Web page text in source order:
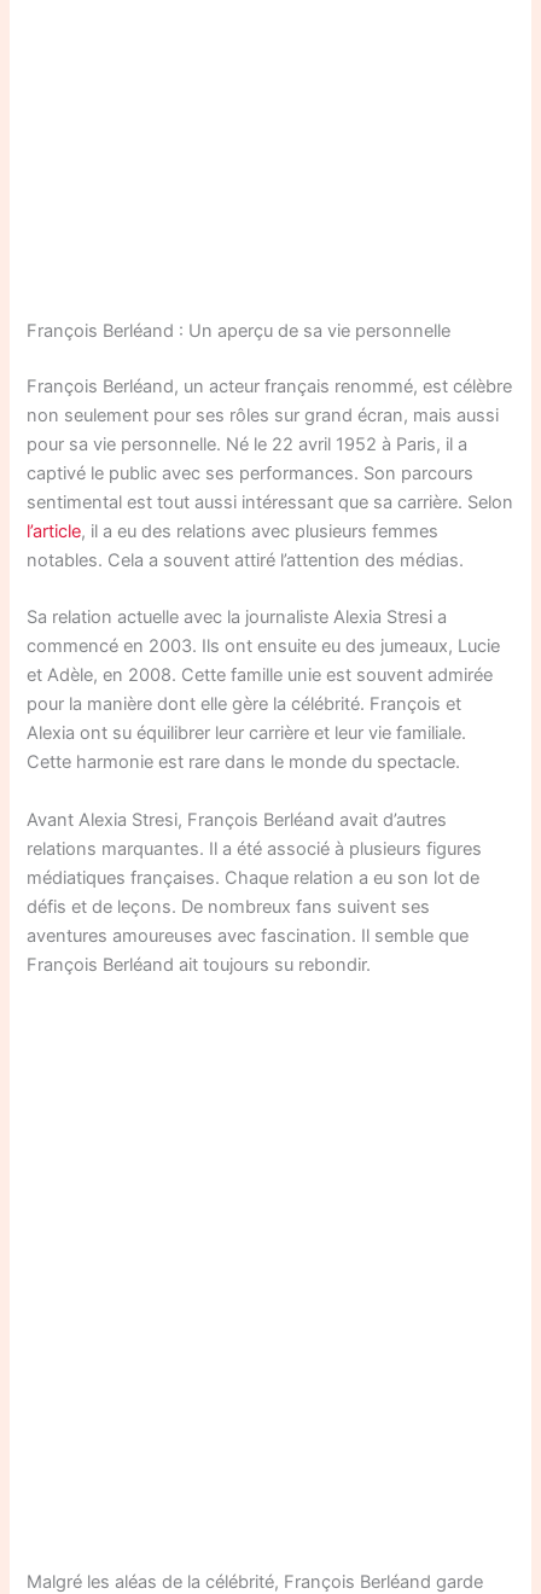
François Berléand : Un aperçu de sa vie personnelle
François Berléand, un acteur français renommé, est célèbre
non seulement pour ses rôles sur grand écran, mais aussi
pour sa vie personnelle. Né le 22 avril 1952 à Paris, il a
captivé le public avec ses performances. Son parcours
sentimental est tout aussi intéressant que sa carrière. Selon
l’article, il a eu des relations avec plusieurs femmes
notables. Cela a souvent attiré l’attention des médias.
Sa relation actuelle avec la journaliste Alexia Stresi a
commencé en 2003. Ils ont ensuite eu des jumeaux, Lucie
et Adèle, en 2008. Cette famille unie est souvent admirée
pour la manière dont elle gère la célébrité. François et
Alexia ont su équilibrer leur carrière et leur vie familiale.
Cette harmonie est rare dans le monde du spectacle.
Avant Alexia Stresi, François Berléand avait d’autres
relations marquantes. Il a été associé à plusieurs figures
médiatiques françaises. Chaque relation a eu son lot de
défis et de leçons. De nombreux fans suivent ses
aventures amoureuses avec fascination. Il semble que
François Berléand ait toujours su rebondir.
Malgré les aléas de la célébrité, François Berléand garde